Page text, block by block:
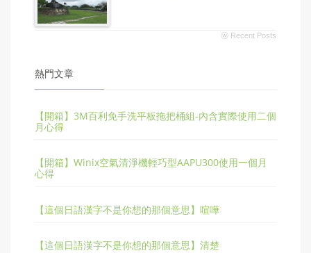
ⓦ Recent Posts
熱門文章
【開箱】3M百利免手洗平板拖把桶組-內含實際使用二個
月心得
【開箱】Winix空氣清淨機輕巧型AAPU300使用一個月
心得
【這個日語漢字不是你想的那個意思】喧嘩
【這個日語漢字不是你想的那個意思】清楚